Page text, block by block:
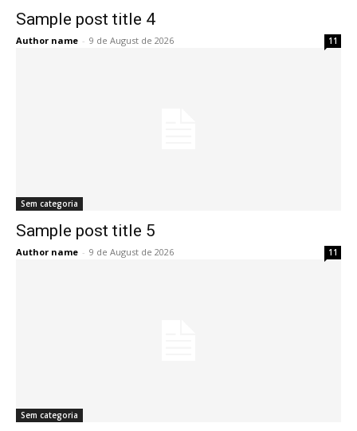
Sample post title 4
Author name - 9 de August de 2026 11
Sem categoria
Sample post title 5
Author name - 9 de August de 2026 11
Sem categoria